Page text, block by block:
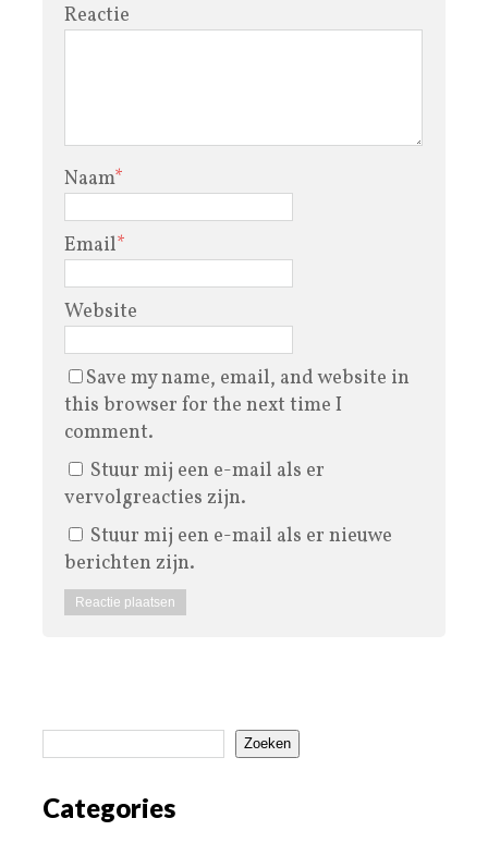
Reactie
Naam*
Email*
Website
Save my name, email, and website in
this browser for the next time I
comment.
Stuur mij een e-mail als er
vervolgreacties zijn.
Stuur mij een e-mail als er nieuwe
berichten zijn.
Zoeken
Categories